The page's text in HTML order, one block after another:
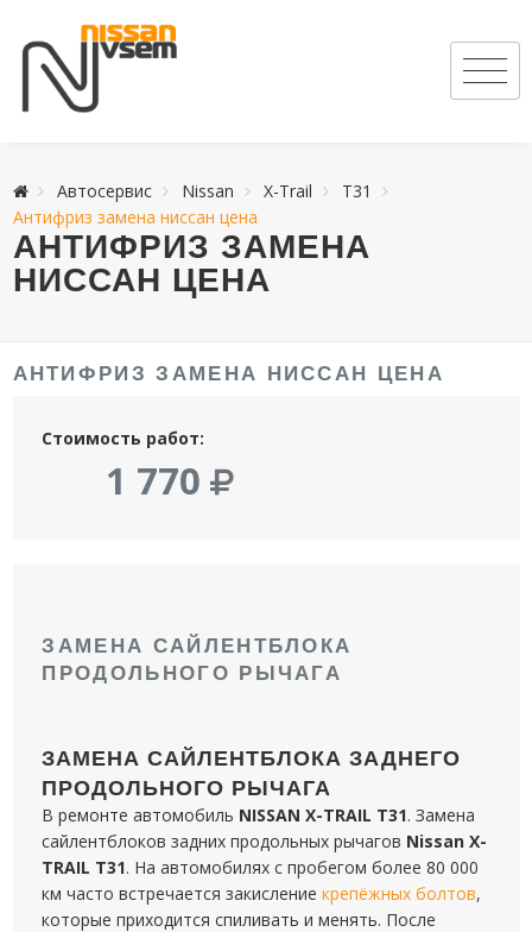
Автосервис Nissan X-Trail
T31
Антифриз замена ниссан цена
АНТИФРИЗ ЗАМЕНА
НИССАН ЦЕНА
АНТИФРИЗ ЗАМЕНА НИССАН ЦЕНА
Стоимость работ:
1 770
ЗАМЕНА САЙЛЕНТБЛОКА
ПРОДОЛЬНОГО РЫЧАГА
ЗАМЕНА САЙЛЕНТБЛОКА ЗАДНЕГО
ПРОДОЛЬНОГО РЫЧАГА
В ремонте автомобиль NISSAN X-TRAIL T31. Замена
сайлентблоков задних продольных рычагов Nissan X-
TRAIL T31. На автомобилях с пробегом более 80 000
км часто встречается закислениекрепёжных болтов,
которые приходится спиливать и менять. После